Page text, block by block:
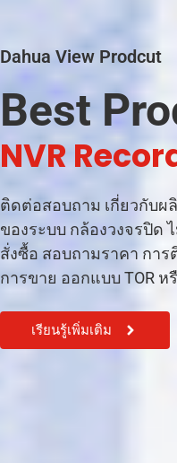
Dahua View Prodcut
Best
|
ติดต่อสอบถาม เกี่ยวกับ
ของระบบ กล้องวงจรปิด
สั่งซื้อ สอบถามราคา การ
การขาย ออกแบบ TOR
เรียนรู้เพิ่มเติม